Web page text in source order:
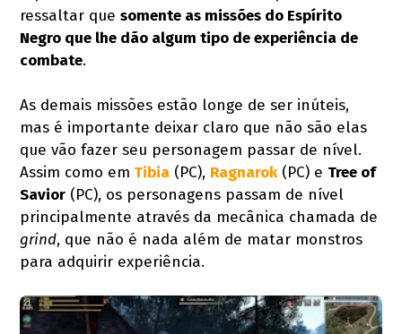
ressaltar quesomente as missões do Espírito
Negro que lhe dão algum tipo de experiência de
combate.
As demais missões estão longe de ser inúteis,
mas é importante deixar claro que não são elas
que vão fazer seu personagem passar de nível.
Assim como em Tibia (PC), Ragnarok(PC) e Tree of
Savior (PC), os personagens passam de nível
principalmente através da mecânica chamada de
grind, que não é nada além de matar monstros
para adquirir experiência.